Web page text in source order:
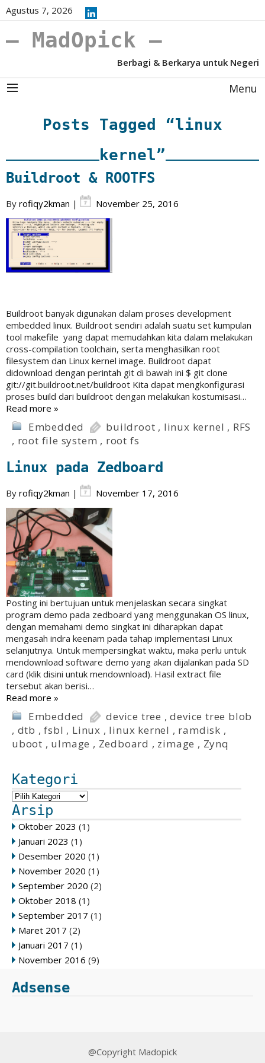
Agustus 7, 2026
– MadOpick –
Berbagi & Berkarya untuk Negeri
Menu
Posts Tagged “linux
kernel”
Buildroot & ROOTFS
By rofiqy2kman | November 25, 2016
Buildroot banyak digunakan dalam proses development
embedded linux. Buildroot sendiri adalah suatu set kumpulan
tool makefile yang dapat memudahkan kita dalam melakukan
cross-compilation toolchain, serta menghasilkan root
filesystem dan Linux kernel image. Buildroot dapat
didownload dengan perintah git di bawah ini $ git clone
git://git.buildroot.net/buildroot Kita dapat mengkonfigurasi
proses build dari buildroot dengan melakukan kostumisasi…
Read more »
Embedded buildroot , linux kernel , RFS
, root file system , root fs
Linux pada Zedboard
By rofiqy2kman | November 17, 2016
Posting ini bertujuan untuk menjelaskan secara singkat
program demo pada zedboard yang menggunakan OS linux,
dengan memahami demo singkat ini diharapkan dapat
mengasah indra keenam pada tahap implementasi Linux
selanjutnya. Untuk mempersingkat waktu, maka perlu untuk
mendownload software demo yang akan dijalankan pada SD
card (klik disini untuk mendownload). Hasil extract file
tersebut akan berisi…
Read more »
Embedded device tree ,device tree blob
, dtb ,fsbl , Linux , linux kernel , ramdisk ,
uboot , uImage , Zedboard , zimage , Zynq
Kategori
Arsip
Oktober 2023 (1)
Januari 2023 (1)
Desember 2020 (1)
November 2020 (1)
September 2020 (2)
Oktober 2018 (1)
September 2017 (1)
Maret 2017 (2)
Januari 2017 (1)
November 2016 (9)
Adsense
@Copyright Madopick